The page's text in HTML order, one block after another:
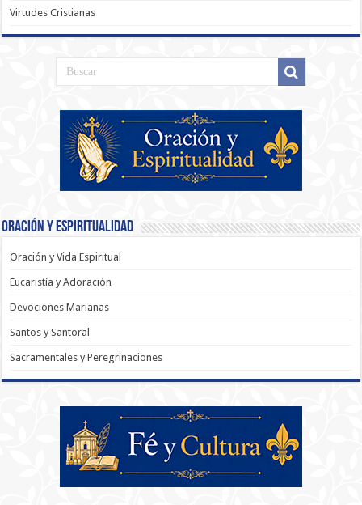
Virtudes Cristianas
Oración y Espiritualidad
Oración y Vida Espiritual
Eucaristía y Adoración
Devociones Marianas
Santos y Santoral
Sacramentales y Peregrinaciones